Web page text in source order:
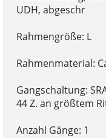
UDH, abgeschr
Rahmengröße: L
Rahmenmaterial:
Gangschaltung:
44 Z. an größtem
Anzahl Gänge: 1